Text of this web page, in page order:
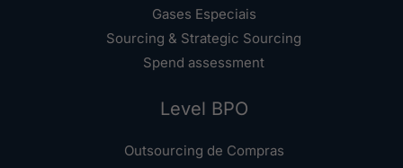
Gases Especiais
Sourcing & Strategic Sourcing
Spend assessment
Level BPO
Outsourcing de Compras